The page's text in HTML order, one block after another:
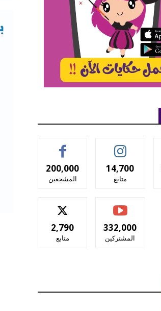
200,000
المشجعين
14,700
متابع
2,790
متابع
332,000
المشتركين